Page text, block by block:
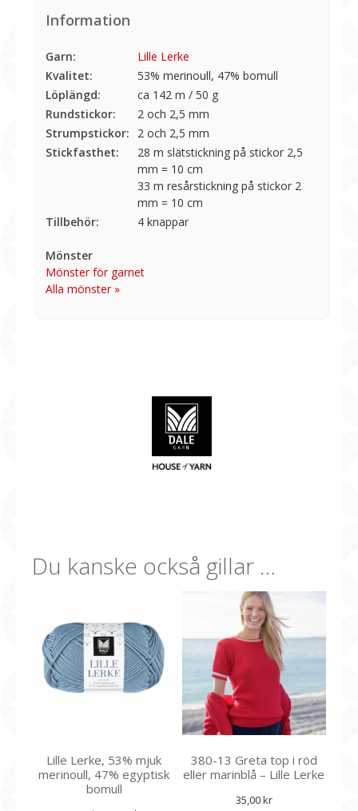
Information
Garn:
Lille Lerke
Kvalitet:
53% merinoull, 47% bomull
Löplängd:
ca 142 m / 50 g
Rundstickor:
2 och 2,5 mm
Strumpstickor:
2 och 2,5 mm
Stickfasthet:
28 m slätstickning på stickor 2,5
mm = 10 cm
33 m resårstickning på stickor 2
mm = 10 cm
Tillbehör:
4 knappar
Mönster
Mönster för garnet
Alla mönster »
Du kanske också gillar …
Lille Lerke, 53% mjuk
merinoull, 47% egyptisk
bomull
380-13 Greta top i röd
eller marinblå – Lille Lerke
35,00kr